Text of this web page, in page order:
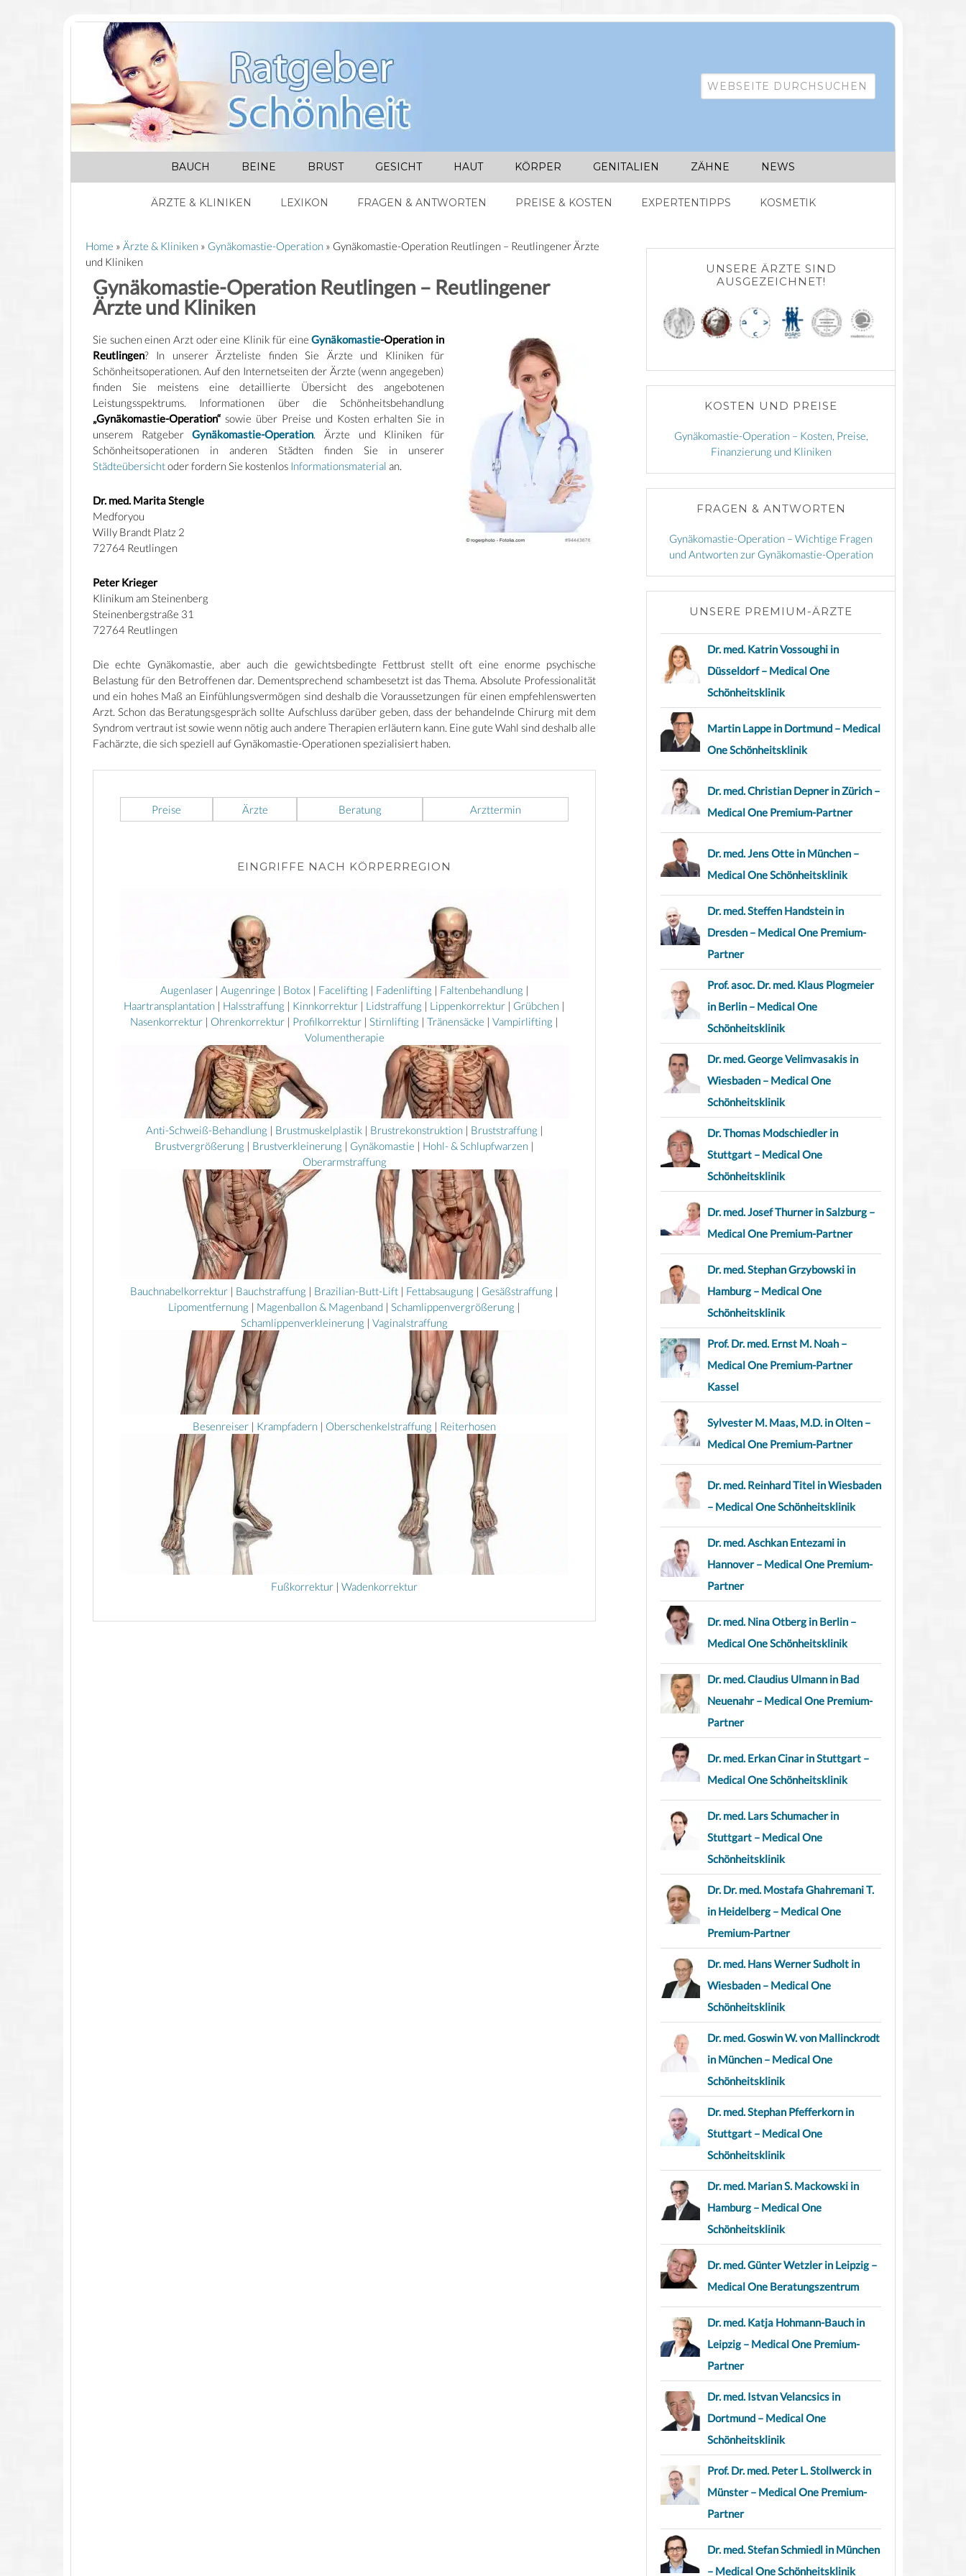
BAUCH BEINE BRUST GESICHT HAUT KÖRPER GENITALIEN ZÄHNE NEWS
ÄRZTE & KLINIKEN LEXIKON FRAGEN & ANTWORTEN PREISE & KOSTEN EXPERTENTIPPS KOSMETIK
Home » Ärzte & Kliniken » Gynäkomastie-Operation » Gynäkomastie-Operation Reutlingen – Reutlingener Ärzte
und Kliniken
Gynäkomastie-Operation Reutlingen – Reutlingener
Ärzte und Kliniken
Sie suchen einen Arzt oder eine Klinik für eineGynäkomastie-Operation in
Reutlingen? In unserer Ärzteliste finden Sie Ärzte und Kliniken für
Schönheitsoperationen. Auf den Internetseiten der Ärzte (wenn angegeben)
finden Sie meistens eine detaillierte Übersicht des angebotenen
Leistungsspektrums. Informationen über die Schönheitsbehandlung
„Gynäkomastie-Operation“ sowie über Preise und Kosten erhalten Sie in
unserem RatgeberGynäkomastie-Operation. Ärzte und Kliniken für
Schönheitsoperationen in anderen Städten finden Sie in unserer
Städteübersichtoder fordern Sie kostenlos Informationsmaterial an.
Dr. med. Marita Stengle
Medforyou
Willy Brandt Platz 2
72764 Reutlingen
Peter Krieger
Klinikum am Steinenberg
Steinenbergstraße 31
72764 Reutlingen
Die echte Gynäkomastie, aber auch die gewichtsbedingte Fettbrust stellt oft eine enorme psychische
Belastung für den Betroffenen dar. Dementsprechend schambesetzt ist das Thema. Absolute Professionalität
und ein hohes Maß an Einfühlungsvermögen sind deshalb die Voraussetzungen für einen empfehlenswerten
Arzt. Schon das Beratungsgespräch sollte Aufschluss darüber geben, dass der behandelnde Chirurg mit dem
Syndrom vertraut ist sowie wenn nötig auch andere Therapien erläutern kann. Eine gute Wahl sind deshalb alle
Fachärzte, die sich speziell auf Gynäkomastie-Operationen spezialisiert haben.
Preise Ärzte Beratung Arzttermin
EINGRIFFE NACH KÖRPERREGION
Augenlaser| Augenringe | Botox| Facelifting | Fadenlifting | Faltenbehandlung |
Haartransplantation | Halsstraffung | Kinnkorrektur | Lidstraffung | Lippenkorrektur | Grübchen |
Nasenkorrektur | Ohrenkorrektur | Profilkorrektur | Stirnlifting | Tränensäcke | Vampirlifting |
Volumentherapie
Anti-Schweiß-Behandlung | Brustmuskelplastik| Brustrekonstruktion | Bruststraffung |
Brustvergrößerung | Brustverkleinerung | Gynäkomastie | Hohl- & Schlupfwarzen |
Oberarmstraffung
Bauchnabelkorrektur | Bauchstraffung | Brazilian-Butt-Lift | Fettabsaugung | Gesäßstraffung |
Lipomentfernung | Magenballon & Magenband | Schamlippenvergrößerung |
Schamlippenverkleinerung | Vaginalstraffung
Besenreiser | Krampfadern | Oberschenkelstraffung | Reiterhosen
Fußkorrektur | Wadenkorrektur
UNSERE ÄRZTE SIND
AUSGEZEICHNET!
KOSTEN UND PREISE
Gynäkomastie-Operation – Kosten, Preise,
Finanzierung und Kliniken
FRAGEN & ANTWORTEN
Gynäkomastie-Operation – Wichtige Fragen
und Antworten zur Gynäkomastie-Operation
UNSERE PREMIUM-ÄRZTE
Dr. med. Katrin Vossoughi in
Düsseldorf – Medical One
Schönheitsklinik
Martin Lappe in Dortmund – Medical
One Schönheitsklinik
Dr. med. Christian Depner in Zürich –
Medical One Premium-Partner
Dr. med. Jens Otte in München –
Medical One Schönheitsklinik
Dr. med. Steffen Handstein in
Dresden – Medical One Premium-
Partner
Prof. asoc. Dr. med. Klaus Plogmeier
in Berlin – Medical One
Schönheitsklinik
Dr. med. George Velimvasakis in
Wiesbaden – Medical One
Schönheitsklinik
Dr. Thomas Modschiedler in
Stuttgart – Medical One
Schönheitsklinik
Dr. med. Josef Thurner in Salzburg –
Medical One Premium-Partner
Dr. med. Stephan Grzybowski in
Hamburg – Medical One
Schönheitsklinik
Prof. Dr. med. Ernst M. Noah –
Medical One Premium-Partner
Kassel
Sylvester M. Maas, M.D. in Olten –
Medical One Premium-Partner
Dr. med. Reinhard Titel in Wiesbaden
– Medical One Schönheitsklinik
Dr. med. Aschkan Entezami in
Hannover – Medical One Premium-
Partner
Dr. med. Nina Otberg in Berlin –
Medical One Schönheitsklinik
Dr. med. Claudius Ulmann in Bad
Neuenahr – Medical One Premium-
Partner
Dr. med. Erkan Cinar in Stuttgart –
Medical One Schönheitsklinik
Dr. med. Lars Schumacher in
Stuttgart – Medical One
Schönheitsklinik
Dr. Dr. med. Mostafa Ghahremani T.
in Heidelberg – Medical One
Premium-Partner
Dr. med. Hans Werner Sudholt in
Wiesbaden – Medical One
Schönheitsklinik
Dr. med. Goswin W. von Mallinckrodt
in München – Medical One
Schönheitsklinik
Dr. med. Stephan Pfefferkorn in
Stuttgart – Medical One
Schönheitsklinik
Dr. med. Marian S. Mackowski in
Hamburg – Medical One
Schönheitsklinik
Dr. med. Günter Wetzler in Leipzig –
Medical One Beratungszentrum
Dr. med. Katja Hohmann-Bauch in
Leipzig – Medical One Premium-
Partner
Dr. med. Istvan Velancsics in
Dortmund – Medical One
Schönheitsklinik
Prof. Dr. med. Peter L. Stollwerck in
Münster – Medical One Premium-
Partner
Dr. med. Stefan Schmiedl in München
– Medical One Schönheitsklinik